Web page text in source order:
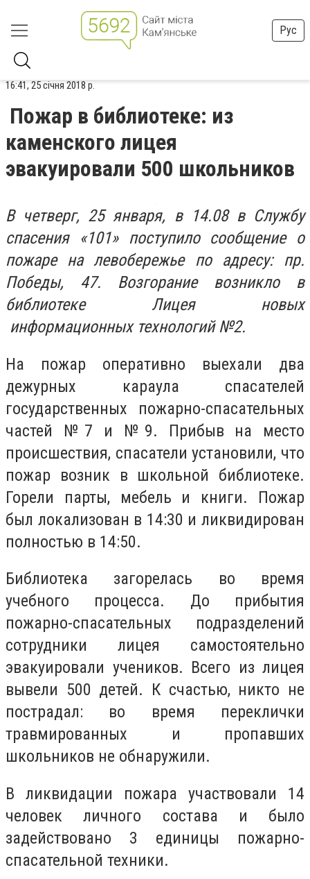
Рус
16:41, 25 січня 2018 р.
Пожар в библиотеке: из
каменского лицея
эвакуировали 500 школьников
В четверг, 25 января, в 14.08 в Службу
спасения «101» поступило сообщение о
пожаре на левобережье по адресу: пр.
Победы, 47. Возгорание возникло в
библиотеке Лицея новых
информационных технологий №2.
На пожар оперативно выехали два
дежурных караула спасателей
государственных пожарно-спасательных
частей №7 и №9. Прибыв на место
происшествия, спасатели установили, что
пожар возник в школьной библиотеке.
Горели парты, мебель и книги. Пожар
был локализован в 14:30 и ликвидирован
полностью в 14:50.
Библиотека загорелась во время
учебного процесса. До прибытия
пожарно-спасательных подразделений
сотрудники лицея самостоятельно
эвакуировали учеников. Всего из лицея
вывели 500 детей. К счастью, никто не
пострадал: во время переклички
травмированных и пропавших
школьников не обнаружили.
В ликвидации пожара участвовали 14
человек личного состава и было
задействовано 3 единицы пожарно-
спасательной техники.